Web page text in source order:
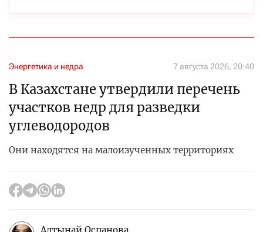
Энергетика и недра 7 августа 2026, 20:40
В Казахстане утвердили перечень
участков недр для разведки
углеводородов
Они находятся на малоизученных территориях
Алтынай Оспанова